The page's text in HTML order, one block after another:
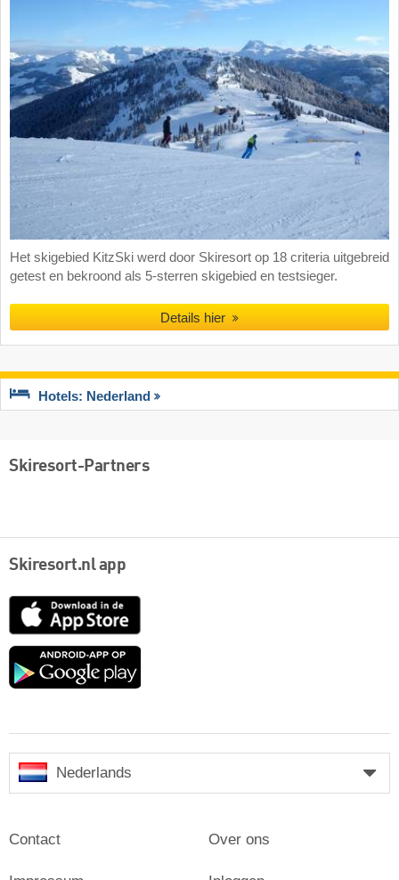
Het skigebied KitzSki werd door Skiresort op 18 criteria uitgebreid
getest en bekroond als 5-sterren skigebied en testsieger.
Details hier
Hotels: Nederland
Skiresort-Partners
Skiresort.nl app
App
Google
Nederlands
Contact Over ons